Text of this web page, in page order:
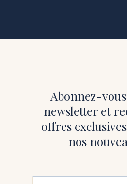
Abonnez-
newsletter et
offres
nos